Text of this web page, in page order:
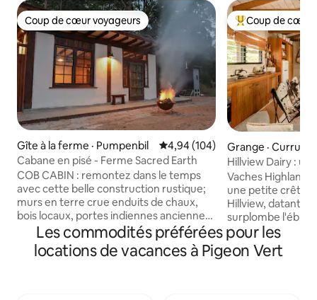
Coup de cœur voyageurs
Coup de cœur voyageurs
Gîte à la ferme · Pumpenbil Note moyenne de 4,94 sur 5,
4,94 (104)
Cabane en pisé - Ferme Sacred Earth
COB CABIN : remontez dans le temps
avec cette belle construction rustique;
murs en terre crue enduits de chaux,
bois locaux, portes indiennes anciennes,
bain en pierre. Un lieu de guérison
profondément paisible au milieu de la
nature. Escapade exclusive (c'est-à-dire
Coup de cœur
Coup de cœur
Grange ·
Hillview Dairy :
Vaches de la
Vaches Highland
une petite crête,
Hillview, datant
surplombe
du mont
Currumbin et le
vallée. 🐮 Vache laitière et 🐴 quotidiens
Les commodités préférées pour les
locations de vacances à Pigeon Vert